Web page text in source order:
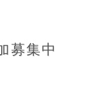
募集中